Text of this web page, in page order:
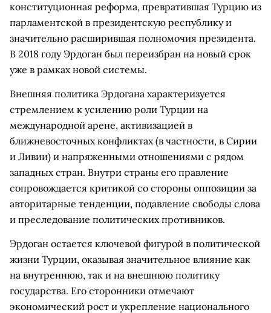
конституционная реформа, превратившая Турцию из
парламентской в президентскую республику и
значительно расширившая полномочия президента.
В 2018 году Эрдоган был переизбран на новый срок
уже в рамках новой системы.
Внешняя политика Эрдогана характеризуется
стремлением к усилению роли Турции на
международной арене, активизацией в
ближневосточных конфликтах (в частности, в Сирии
и Ливии) и напряженными отношениями с рядом
западных стран. Внутри страны его правление
сопровождается критикой со стороны оппозиции за
авторитарные тенденции, подавление свободы слова
и преследование политических противников.
Эрдоган остается ключевой фигурой в политической
жизни Турции, оказывая значительное влияние как
на внутреннюю, так и на внешнюю политику
государства. Его сторонники отмечают
экономический рост и укрепление национального